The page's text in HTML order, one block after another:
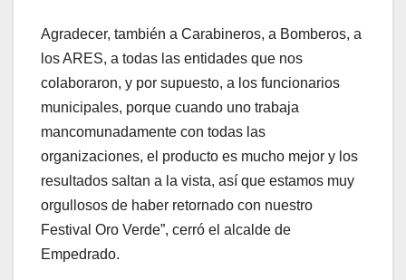
Agradecer, también a Carabineros, a Bomberos, a
los ARES, a todas las entidades que nos
colaboraron, y por supuesto, a los funcionarios
municipales, porque cuando uno trabaja
mancomunadamente con todas las
organizaciones, el producto es mucho mejor y los
resultados saltan a la vista, así que estamos muy
orgullosos de haber retornado con nuestro
Festival Oro Verde”, cerró el alcalde de
Empedrado.